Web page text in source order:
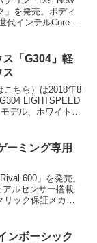
」を発売。ボディ
代インテルCoreを
「G304」軽
ス
こちら）は2018年8
LIGHTSPEED
デル、ホワイトモ
ーミング専用
600」を発売。
ルセンサー搭載
リック保証メカニ
ンボーシック